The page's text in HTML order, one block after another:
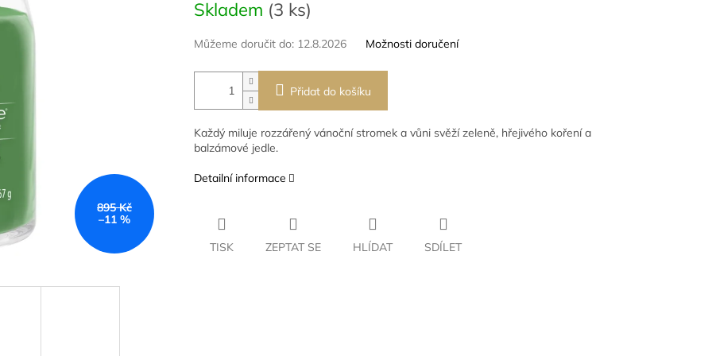
895 Kč
–11 %
cena:
Skladem (3 ks)
Můžeme doručit do: 12.8.2026 Možnosti doručení
Přidat do košíku
Každý miluje rozzářený vánoční stromek a vůni svěží zeleně, hřejivého koření a
balzámové jedle.
Detailní informace
TISK ZEPTAT SE HLÍDAT SDÍLET